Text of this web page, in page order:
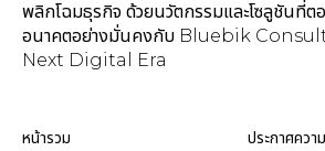
พลิกโฉมธุรกิจ ด้วยนวัตกรรมและโซลูชันที่ต
อนาคตอย่างมั่นคงกับ Bluebik
Next Digital Era
หน้ารวม
ประกาศควา